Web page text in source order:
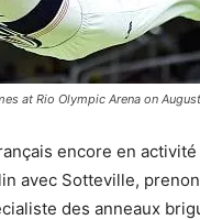
at Rio Olympic Arena on
encore en
avec Sotteville,
des anneaux